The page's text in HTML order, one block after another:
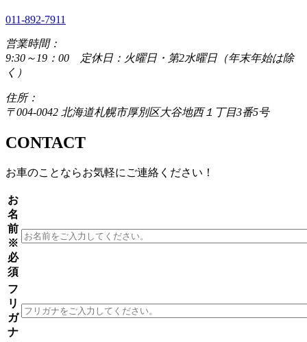
011-892-7911
営業時間：
9:30～19：00 定休日：火曜日・第2水曜日（年末年始は除
く）
住所：
〒004-0042 北海道札幌市厚別区大谷地西１丁目3番5号
CONTACT
お車のことならお気軽にご連絡ください！
お
名
前
※
必
須
フ
リ
ガ
ナ